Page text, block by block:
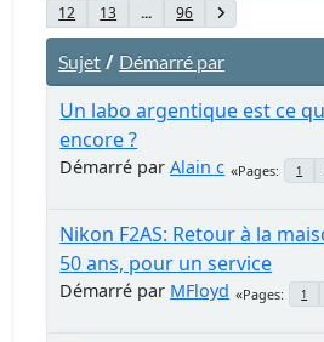
12
13 ... 96
Sujet / Démarré par
Un labo argentique est ce
encore ?
Démarré parAlain c Pages 1
Nikon F2AS: Retour à la
50 ans, pour un service
Démarré par MFloyd Pages 1